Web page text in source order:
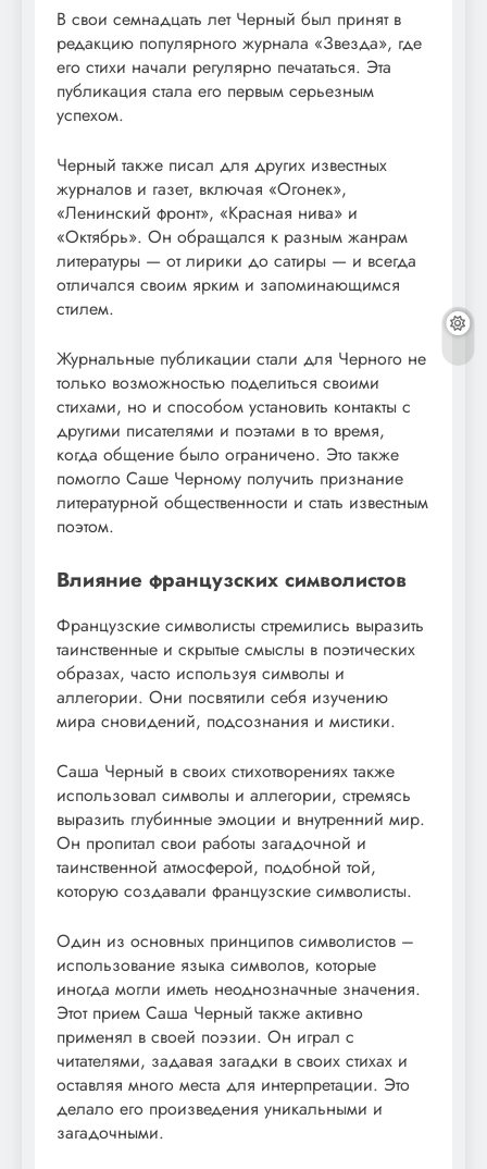
В свои семнадцать лет Черный был принят в
редакцию популярного журнала «Звезда», где
его стихи начали регулярно печататься. Эта
публикация стала его первым серьезным
успехом.
Черный также писал для других известных
журналов и газет, включая «Огонек»,
«Ленинский фронт», «Красная нива» и
«Октябрь». Он обращался к разным жанрам
литературы — от лирики до сатиры — и всегда
отличался своим ярким и запоминающимся
стилем.
Журнальные публикации стали для Черного не
только возможностью поделиться своими
стихами, но и способом установить контакты с
другими писателями и поэтами в то время,
когда общение было ограничено. Это также
помогло Саше Черному получить признание
литературной общественности и стать известным
поэтом.
Влияние французских символистов
Французские символисты стремились выразить
таинственные и скрытые смыслы в поэтических
образах, часто используя символы и
аллегории. Они посвятили себя изучению
мира сновидений, подсознания и мистики.
Саша Черный в своих стихотворениях также
использовал символы и аллегории, стремясь
выразить глубинные эмоции и внутренний мир.
Он пропитал свои работы загадочной и
таинственной атмосферой, подобной той,
которую создавали французские символисты.
Один из основных принципов символистов –
использование языка символов, которые
иногда могли иметь неоднозначные значения.
Этот прием Саша Черный также активно
применял в своей поэзии. Он играл с
читателями, задавая загадки в своих стихах и
оставляя много места для интерпретации. Это
делало его произведения уникальными и
загадочными.